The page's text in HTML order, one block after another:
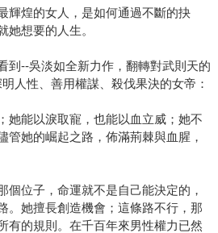
輝煌的女人，是如何通過不斷的抉
她想要的人生。
到--吳淡如全新力作，翻轉對武則天的
人性、善用權謀、殺伐果決的女帝：
她能以淚取寵，也能以血立威；她不
管她的崛起之路，佈滿荊棘與血腥，
個位子，命運就不是自己能決定的，
。她擅長創造機會；這條路不行，那
有的規則。在千百年來男性權力已然